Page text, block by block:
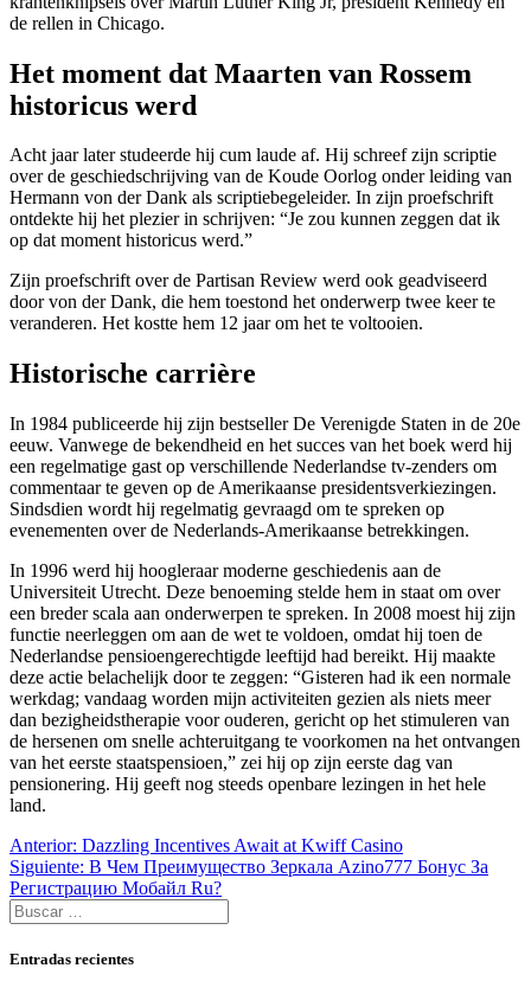
de rellen in Chicago.
Het moment dat Maarten van Rossem
historicus werd
Acht jaar later studeerde hij cum laude af. Hij schreef zijn scriptie
over de geschiedschrijving van de Koude Oorlog onder leiding van
Hermann von der Dank als scriptiebegeleider. In zijn proefschrift
ontdekte hij het plezier in schrijven: “Je zou kunnen zeggen dat ik
op dat moment historicus werd.”
Zijn proefschrift over de Partisan Review werd ook geadviseerd
door von der Dank, die hem toestond het onderwerp twee keer te
veranderen. Het kostte hem 12 jaar om het te voltooien.
Historische carrière
In 1984 publiceerde hij zijn bestseller De Verenigde Staten in de 20e
eeuw. Vanwege de bekendheid en het succes van het boek werd hij
een regelmatige gast op verschillende Nederlandse tv-zenders om
commentaar te geven op de Amerikaanse presidentsverkiezingen.
Sindsdien wordt hij regelmatig gevraagd om te spreken op
evenementen over de Nederlands-Amerikaanse betrekkingen.
In 1996 werd hij hoogleraar moderne geschiedenis aan de
Universiteit Utrecht. Deze benoeming stelde hem in staat om over
een breder scala aan onderwerpen te spreken. In 2008 moest hij zijn
functie neerleggen om aan de wet te voldoen, omdat hij toen de
Nederlandse pensioengerechtigde leeftijd had bereikt. Hij maakte
deze actie belachelijk door te zeggen: “Gisteren had ik een normale
werkdag; vandaag worden mijn activiteiten gezien als niets meer
dan bezigheidstherapie voor ouderen, gericht op het stimuleren van
de hersenen om snelle achteruitgang te voorkomen na het ontvangen
van het eerste staatspensioen,” zei hij op zijn eerste dag van
pensionering. Hij geeft nog steeds openbare lezingen in het hele
land.
Navegación
de
entradas
Anterior: Entrada
anterior:
Dazzling Incentives Await at Kwiff Casino
Siguiente: Siguiente
entrada:
В Чем Преимущество Зеркала Azino777 Бонус За
Регистрацию Мобайл Ru?
Buscar:
Entradas recientes